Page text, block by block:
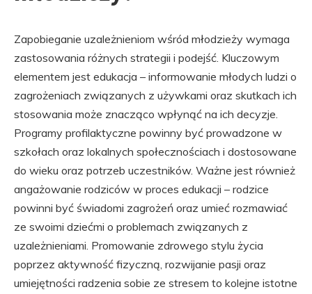
Zapobieganie uzależnieniom wśród młodzieży wymaga
zastosowania różnych strategii i podejść. Kluczowym
elementem jest edukacja – informowanie młodych ludzi o
zagrożeniach związanych z używkami oraz skutkach ich
stosowania może znacząco wpłynąć na ich decyzje.
Programy profilaktyczne powinny być prowadzone w
szkołach oraz lokalnych społecznościach i dostosowane
do wieku oraz potrzeb uczestników. Ważne jest również
angażowanie rodziców w proces edukacji – rodzice
powinni być świadomi zagrożeń oraz umieć rozmawiać
ze swoimi dziećmi o problemach związanych z
uzależnieniami. Promowanie zdrowego stylu życia
poprzez aktywność fizyczną, rozwijanie pasji oraz
umiejętności radzenia sobie ze stresem to kolejne istotne